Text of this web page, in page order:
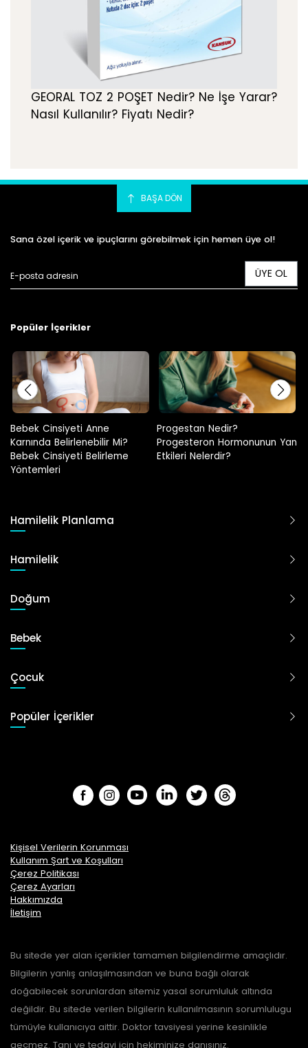
GEORAL TOZ 2 POŞET Nedir? Ne İşe Yarar?
Nasıl Kullanılır? Fiyatı Nedir?
BAŞA DÖN
Sana özel içerik ve ipuçlarını görebilmek için hemen üye ol!
ÜYE OL
Popüler İçerikler
Progestan Nedir?
Progesteron Hormonunun Yan
Etkileri Nelerdir?
Hamilelikte Adet Görülür Mü?
Hamilelik Planlama
Hamilelik
Doğum
Bebek
Çocuk
Popüler İçerikler
Kişisel Verilerin Korunması
Kullanım Şart ve Koşulları
Çerez Politikası
Çerez Ayarları
Hakkımızda
İletişim
Bu sitede yer alan içerikler tamamen bilgilendirme amaçlıdır.
Bilgilerin yanlış anlaşılmasından ve buna bağlı olarak
doğabilecek sorunlardan sitemiz yasal sorumluluk altında
değildir. Bu sitede verilen bilgilerin kullanılmasının sorumlulugu
tümüyle kullanıcıya aittir. Doktor tavsiyesi yerine kesinlikle
geçmez. Tanı ve tedavi için hekiminize danışınız.